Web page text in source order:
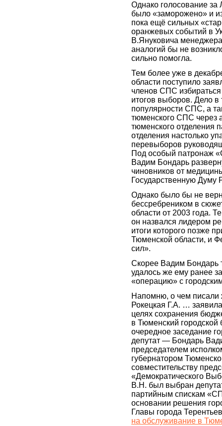
Однако голосование
было «заморожено» и
пока ещё сильных
оранжевых событий в
В.Януковича
аналогий бы не
сильно помогла.
Тем более уже в
области поступило
членов СПС
итогов выборов. Дело
популярности СПС, а
тюменского СПС через
тюменского отделения
отделения настолько
перевыборов
Под особый патронаж
Вадим Бондарь
чиновников от
Государственную Думу
Однако было бы не
бессребреником в
области от 2003 года.
он назвался лидером
итоги которого позже
Тюменской области, и
сил».
Скорее Вадим Бондарь
удалось же ему ранее
«операцию» с
Напомню, о чем
Рокецкая Г.А. …
целях сохранения
в Тюменский городской
очередное заседание
депутат — Бондарь
председателем
губернатором
совместительству
«Демократического
В.Н. был выбран
партийным спискам
основании решения
Главы города
на обслуживание в